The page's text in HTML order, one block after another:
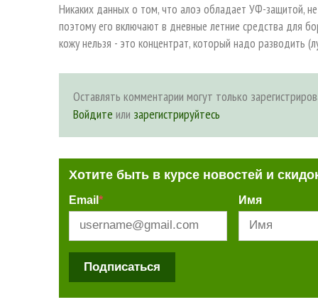
Никаких данных о том, что алоэ обладает УФ-защитой,
поэтому его включают в дневные летние средства для
кожу нельзя - это концентрат, который надо разводить
Оставлять комментарии могут только
Войдите или зарегистрируйтесь
Хотите быть в курсе новостей и
Email * Имя
Подписаться